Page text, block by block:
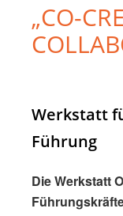
„CO-
Werkstatt
Führung
Die Werkstatt